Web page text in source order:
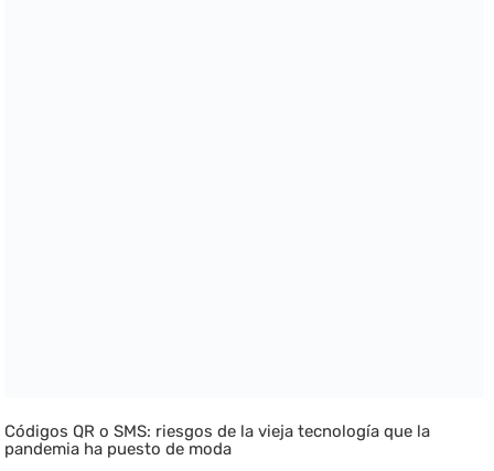
Códigos QR o SMS: riesgos de la vieja tecnología que la
pandemia ha puesto de moda